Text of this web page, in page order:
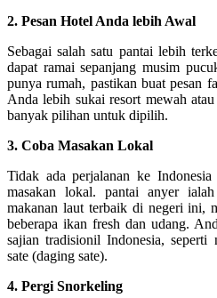
2. Pesan Hotel Anda lebih Awal
Sebagai salah satu pantai lebih
dapat ramai sepanjang musim
punya rumah, pastikan buat pesan
Anda lebih sukai resort mewah
banyak pilihan untuk dipilih.
3. Coba Masakan Lokal
Tidak ada perjalanan ke
masakan lokal. pantai anyer
makanan laut terbaik di negeri ini,
beberapa ikan fresh dan udang.
sajian tradisionil Indonesia, seperti
sate (daging sate).
4. Pergi Snorkeling